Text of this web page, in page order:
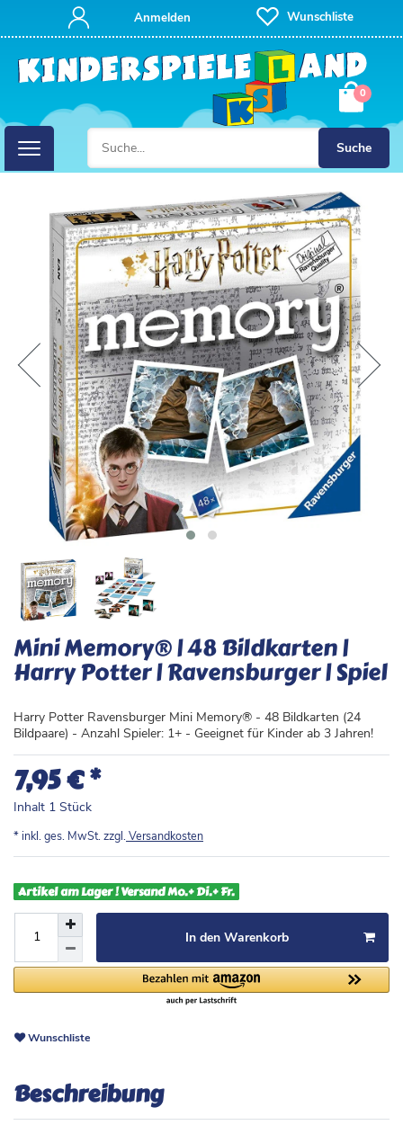
Suche
Anmelden Wunschliste
0
Mini Memory® | 48 Bildkarten |
Harry Potter | Ravensburger | Spiel
Harry Potter Ravensburger Mini Memory® - 48 Bildkarten (24
Bildpaare) - Anzahl Spieler: 1+ - Geeignet für Kinder ab 3 Jahren!
7,95 €*
Inhalt 1 Stück
* inkl. ges. MwSt. zzgl. Versandkosten
Artikel am Lager ! Versand Mo.+ Di.+ Fr.
In den Warenkorb
Wunschliste
Beschreibung